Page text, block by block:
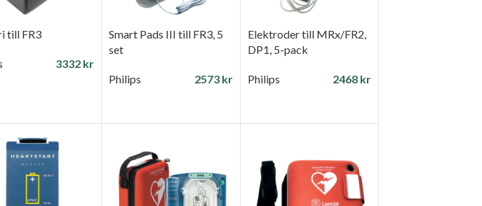
till FR3
3332 kr
Smart Pads III till FR3, 5
set
Philips 2573 kr
Elektroder till MRx/FR2,
DP1, 5-pack
Philips 2468 kr